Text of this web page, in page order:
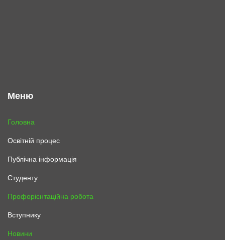
Меню
Головна
Освітній процес
Публічна інформація
Студенту
Профорієнтаційна робота
Вступнику
Новини